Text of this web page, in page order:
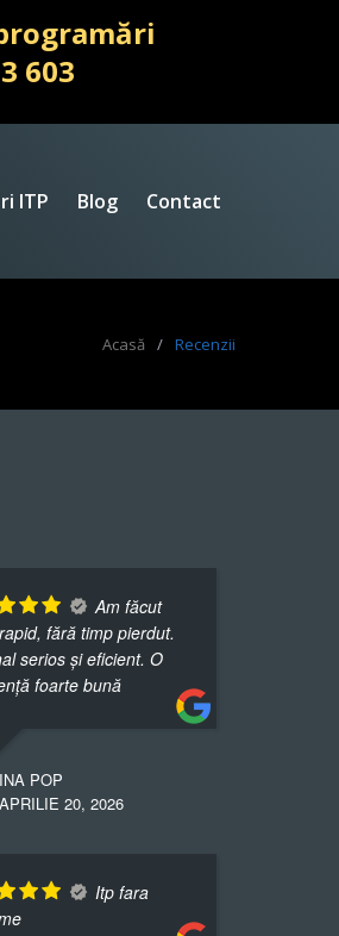
603
ITP Blog Contact
Acasă / Recenzii
Am făcut
fără timp pierdut.
serios și eficient. O
foarte bună
INA POP
APRILIE 20, 2026
Itp fara